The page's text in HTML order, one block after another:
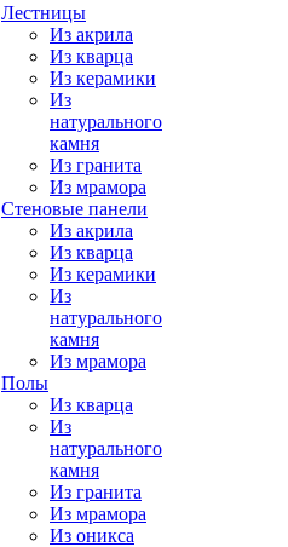
Лестницы
Из акрила
Из кварца
Из керамики
Из
натурального
камня
Из гранита
Из мрамора
Стеновые панели
Из акрила
Из кварца
Из керамики
Из
натурального
камня
Из мрамора
Полы
Из кварца
Из
натурального
камня
Из гранита
Из мрамора
Из оникса